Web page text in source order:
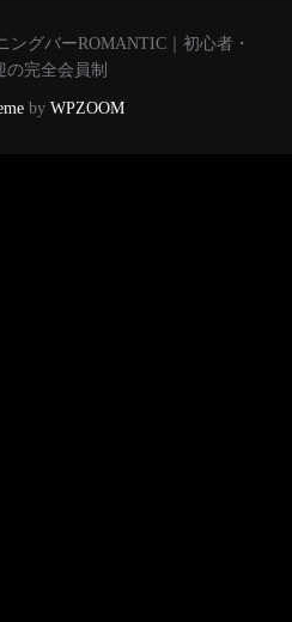
ングバーROMANTIC｜初心者・
の完全会員制
by WPZOOM